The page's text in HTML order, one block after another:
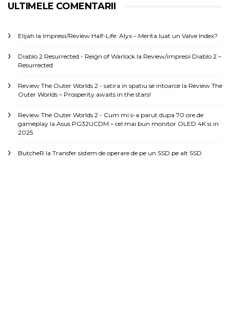
ULTIMELE COMENTARII
Elijah la Impresii/Review Half-Life: Alyx – Merita luat un Valve Index?
Diablo 2 Resurrected - Reign of Warlock la Review/impresii Diablo 2 –
Resurrected
Review The Outer Worlds 2 - satira in spatiu se intoarce la Review The
Outer Worlds – Prosperity awaits in the stars!
Review The Outer Worlds 2 - Cum mi s-a parut dupa 70 ore de
gameplay la Asus PG32UCDM – cel mai bun monitor OLED 4K si in
2025
ButcheR la Transfer sistem de operare de pe un SSD pe alt SSD